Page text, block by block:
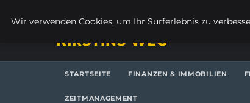
KIRSTINS WEG
STARTSEITE FINANZEN & IMMOBILIEN
ZEITMANAGEMENT
Wir verwenden Cookies, um Ihr Surferlebnis zu